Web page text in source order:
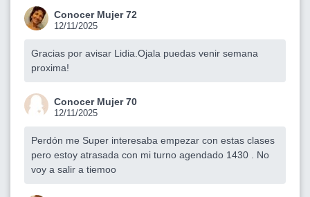
Conocer Mujer 72
12/11/2025
Gracias por avisar Lidia.Ojala puedas venir semana
proxima!
Conocer Mujer 70
12/11/2025
Perdón me Super interesaba empezar con estas clases
pero estoy atrasada con mi turno agendado 1430 . No
voy a salir a tiemoo